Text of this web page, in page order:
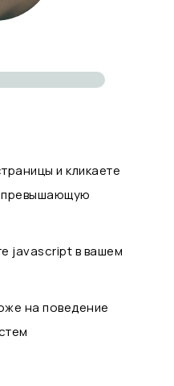
и кликаете
javascript в вашем
на поведение